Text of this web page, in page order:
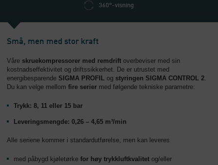
360°-visning
Små, men med stor kraft
Våre skruekompressorer med remdrift overbeviser med sin
kostnadseffektivitet og driftssikkerhet. De er utrustet med
energibesparende SIGMA PROFIL og styringen SIGMA CONTROL 2.
Du kan velge mellom fire serier med følgende tekniske parametre:
Trykk: 8, 11 eller 15 bar
Leveringsmengde: 0,26 – 4,65 m³/min
Alle seriene kommer i standardutførelse, men kan leveres
med påbygd kjøletørke for høy trykkluftkvalitet og/eller